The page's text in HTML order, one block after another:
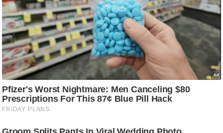
मा
तृ
भू
मि
स्तं
भ
ए
म
.
आ